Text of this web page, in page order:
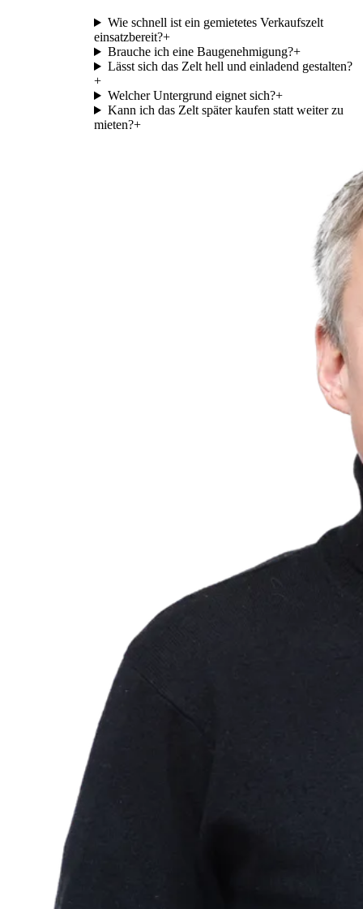
Wie schnell ist ein gemietetes Verkaufszelt
einsatzbereit?+
Brauche ich eine Baugenehmigung?+
Lässt sich das Zelt hell und einladend gestalten?
+
Welcher Untergrund eignet sich?+
Kann ich das Zelt später kaufen statt weiter zu
mieten?+